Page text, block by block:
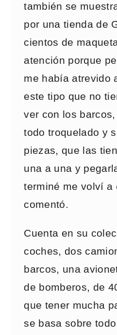
también se
por una tienda de
cientos de
atención porque
me había atrevido
este tipo que no
ver con los
todo troquelado y
piezas, que las
una a una y
terminé me volví a
comentó.
Cuenta en su
coches, dos
barcos, una
de bomberos, de
que tener mucha
se basa sobre